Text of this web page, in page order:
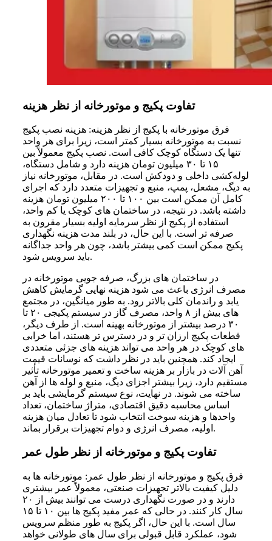
تفاوت پکیج و موتورخانه از نظر هزینه
فرق موتورخانه با پکیج از نظر هزینه: هزینه نصب پکیج
نسبت به موتورخانه بسیار کمتر است، زیرا برای هر واحد
تنها یک دستگاه کوچک کافی است. نصب پکیج معمولاً بین
۱۵ تا ۳۰ میلیون تومان هزینه دارد و شامل دستگاه،
لوله‌کشی داخلی و دودکش است. در مقابل، موتورخانه نیاز
به دیگ، مشعل، پمپ، منبع و تجهیزات متعدد دارد که اجرای
کامل آن ممکن است بین ۱۰۰ تا ۲۰۰ میلیون تومان هزینه
داشته باشد. در نتیجه، در ساختمان‌ های کوچک یا کم‌ واحد،
استفاده از پکیج از نظر سرمایه اولیه بسیار مقرون ‌به
‌صرفه ‌تر است. با این حال، در بلند مدت هزینه نگهداری
پکیج ممکن است کمی بیشتر باشد، چون هر واحد جداگانه
باید سرویس شود.
در ساختمان ‌های بزرگ، صرفه‌ جویی موتورخانه در
مصرف انرژی باعث می ‌شود هزینه نهایی گرمایش کاهش
یابد و راندمان کلی بالاتر رود. به‌ طور میانگین، در مجتمع‌
های بیش از ۸ واحد، مصرف گاز در سیستم پکیجی ۲۰ تا
۳۰ درصد بیشتر از موتورخانه بهینه است. از طرف دیگر،
قطعات پکیج ارزان ‌تر و در دسترس ‌تر هستند، اما خرابی
‌های کوچک در هر واحد می ‌تواند هزینه ‌های جزئی متعددی
ایجاد کند. همچنین باید در نظر داشت که نوسانات قیمت
آهن آلات در بازار بر هزینه ساخت و تعمیر موتورخانه تأثیر
مستقیم دارد، زیرا بیشتر اجزای دیگ، منبع و لوله‌ ها از آهن
ساخته می ‌شوند. در نهایت، نوع سیستم گرمایشی باید بر
اساس محاسبه دقیق اقتصادی، متراژ ساختمان، تعداد
واحدها و هزینه سوخت انتخاب شود تا تعادل میان هزینه
اولیه، مصرف انرژی و دوام تجهیزات برقرار بماند.
تفاوت پکیج و موتورخانه از نظر طول عمر
فرق پکیج و موتورخانه از نظر طول عمر: موتورخانه ها به
دلیل کیفیت بالاتر تجهیزات صنعتی، معمولاً عمر بیشتری
دارند و در صورت نگهداری درست می توانند بیش از ۲۰
سال کار کنند. در حالی که عمر مفید پکیج ها بین ۱۰ تا ۱۵
سال است. با این حال، اگر پکیج به طور منظم سرویس
شود، عملکرد قابل قبولی برای سال های طولانی خواهد